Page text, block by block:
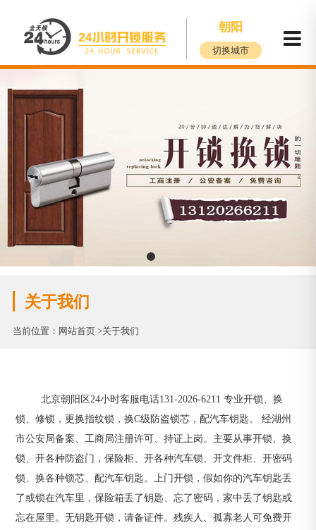
朝阳
切换城市
关于我们
当前位置： 网站首页 >关于我们
北京朝阳区24小时客服电话131-2026-6211 专业开锁、换
锁、修锁，更换指纹锁，换C级防盗锁芯，配汽车钥匙。 经湖州
市公安局备案、工商局注册许可、持证上岗。主要从事开锁、换
锁、开各种防盗门，保险柜、开各种汽车锁、开文件柜、开密码
锁、换各种锁芯、配汽车钥匙。上门开锁，假如你的汽车钥匙丢
了或锁在汽车里，保险箱丢了钥匙、忘了密码，家中丢了钥匙或
忘在屋里。无钥匙开锁，请备证件。残疾人、孤寡老人可免费开